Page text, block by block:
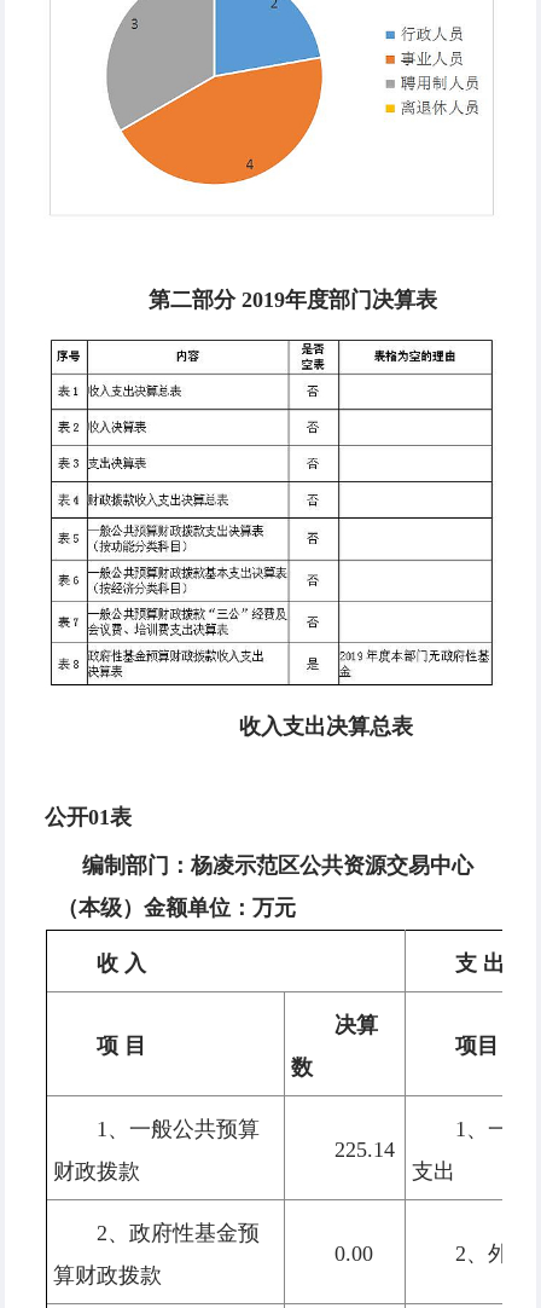
第二部分 2019年度部门决算表
收入支出决算总表
公开01表
编制部门：杨凌示范区公共资源交易中心
（本级） 金额单位： 万元
收 入 支 出
项 目
决算
数
项目
1、一般公共预算
财政拨款
225.14
1、一般
支出
2、政府性基金预
算财政拨款
0.00 2、外交